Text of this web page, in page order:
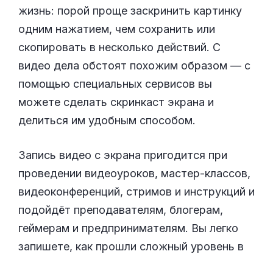
жизнь: порой проще заскринить картинку
одним нажатием, чем сохранить или
скопировать в несколько действий. С
видео дела обстоят похожим образом — с
помощью специальных сервисов вы
можете сделать скринкаст экрана и
делиться им удобным способом.
Запись видео с экрана пригодится при
проведении видеоуроков, мастер-классов,
видеоконференций, стримов и инструкций и
подойдёт преподавателям, блогерам,
геймерам и предпринимателям. Вы легко
запишете, как прошли сложный уровень в